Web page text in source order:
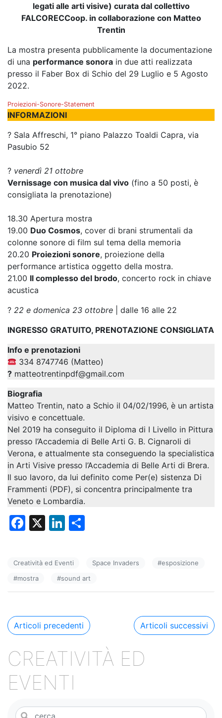
legati alle arti visive) curata dal collettivo
FALCORECCoop. in collaborazione con Matteo
Trentin
La mostra presenta pubblicamente la documentazione
di una performance sonora in due atti realizzata
presso il Faber Box di Schio del 29 Luglio e 5 Agosto
2022.
Proiezioni-Sonore-Statement
INFORMAZIONI
? Sala Affreschi, 1° piano Palazzo Toaldi Capra, via
Pasubio 52
? venerdì 21 ottobre
Vernissage con musica dal vivo (fino a 50 posti, è
consigliata la prenotazione)
18.30 Apertura mostra
19.00 Duo Cosmos, cover di brani strumentali da
colonne sonore di film sul tema della memoria
20.20 Proiezioni sonore, proiezione della
performance artistica oggetto della mostra.
21.00 Il complesso del brodo, concerto rock in chiave
acustica
? 22 e domenica 23 ottobre | dalle 16 alle 22
INGRESSO GRATUITO, PRENOTAZIONE CONSIGLIATA
Info e prenotazioni
334 8747746 (Matteo)
? matteotrentinpdf@gmail.com
Biografia
Matteo Trentin, nato a Schio il 04/02/1996, è un artista
visivo e concettuale.
Nel 2019 ha conseguito il Diploma di I Livello in Pittura
presso l’Accademia di Belle Arti G. B. Cignaroli di
Verona, e attualmente sta conseguendo la specialistica
in Arti Visive presso l’Accademia di Belle Arti di Brera.
Il suo lavoro, da lui definito come Per(e) sistenza Di
Frammenti (PDF), si concentra principalmente tra
Veneto e Lombardia.
F
e
b
o
k
X
Li
e
dI
di
vi
Creatività ed Eventi Space Invaders #esposizione
#mostra #sound art
Navigazione
Articoli precedenti Articoli successivi
CREATIVITÀ ED
EVENTI